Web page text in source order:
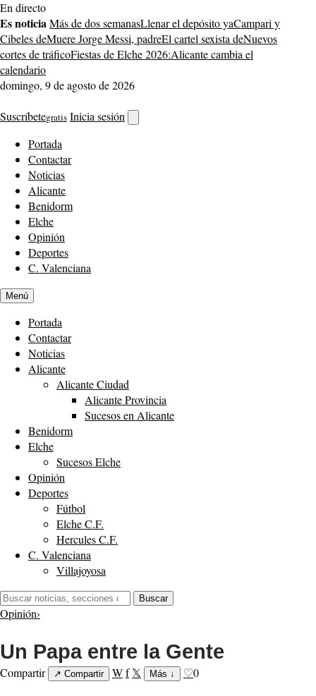
Saltar
al
contenido
En directo
Es noticiaMás de dos semanasLlenar el depósito yaCampari y
Cibeles deMuere Jorge Messi, padreEl cartel sexista deNuevos
cortes de tráficoFiestas de Elche 2026:Alicante cambia el
calendario
domingo, 9 de agosto de 2026
Suscríbetegratis Inicia sesión
buscador
Portada
Contactar
Noticias
Alicante
Benidorm
Elche
Opinión
Deportes
C. Valenciana
Menú
Portada
Contactar
Noticias
Alicante
Alicante Ciudad
Alicante Provincia
Sucesos en Alicante
Benidorm
Elche
Sucesos Elche
Opinión
Deportes
Fútbol
Elche C.F.
Hercules C.F.
C. Valenciana
Villajoyosa
Buscar:
Buscar
Opinión›
Un Papa entre la Gente
Compartir ↗ Compartir Wf 𝕏 Más ↓ ♡0